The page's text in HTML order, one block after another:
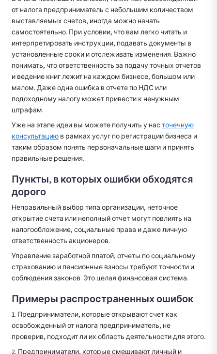
от налога предприниматель с небольшим количеством
выставляемых счетов, иногда можно начать
самостоятельно. При условии, что вам легко читать и
интерпретировать инструкции, подавать документы в
установленные сроки и отслеживать изменения. Важно
понимать, что ответственность за подачу точных отчетов
и ведение книг лежит на каждом бизнесе, большом или
малом. Даже одна ошибка в отчете по НДС или
подоходному налогу может привести к ненужным
штрафам.
Уже на этапе идеи вы можете получить у нас точечную
консультацию в рамках услуг по регистрации бизнеса и
таким образом понять первоначальные шаги и принять
правильные решения.
Пункты, в которых ошибки обходятся
дорого
Неправильный выбор типа организации, неточное
открытие счета или неполный отчет могут повлиять на
налогообложение, социальные права и даже личную
ответственность акционеров.
Управление заработной платой, отчеты по социальному
страхованию и пенсионные взносы требуют точности и
соблюдения законов. Это целая финансовая система.
Примеры распространенных ошибок
1. Предприниматели, которые открывают счет как
освобожденный от налога предприниматель, не
проверив, подходит ли их область деятельности для этого.
2. Предприниматели, которые смешивают личный и